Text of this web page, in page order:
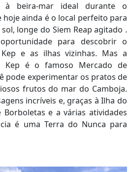
beira-mar ideal durante o
ainda é o local perfeito para
longe do Siem Reap agitado .
para descobrir o
e as ilhas vizinhas. Mas a
Kep é o famoso Mercado de
pode experimentar os pratos de
frutos do mar do Camboja.
incríveis e, graças à Ilha do
Borboletas e a várias atividades
é uma Terra do Nunca para